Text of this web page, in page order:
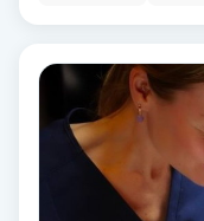
Hårbottenbehandling
Hårförlängning